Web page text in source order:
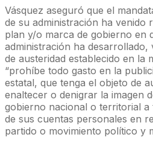
Vásquez aseguró que el
de su administración ha venido
plan y/o marca de gobierno en
administración ha
de austeridad establecido en la
“prohíbe todo gasto en la
estatal, que tenga el objeto de
enaltecer o denigrar la imagen
gobierno nacional o territorial
de sus cuentas personales en
partido o movimiento político y